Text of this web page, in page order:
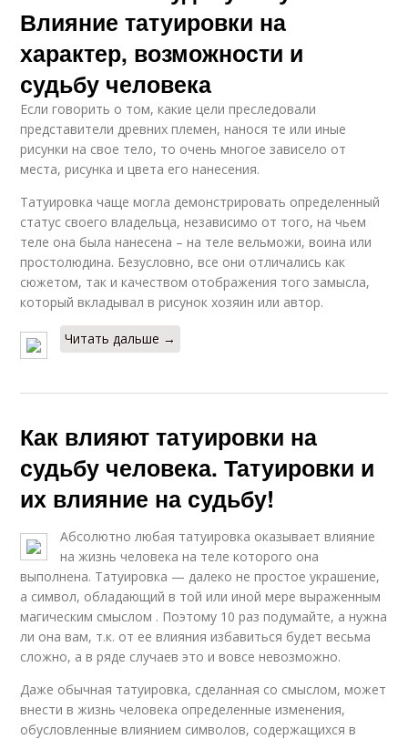
Влияние татуировки на
характер, возможности и
судьбу человека
Если говорить о том, какие цели преследовали
представители древних племен, нанося те или иные
рисунки на свое тело, то очень многое зависело от
места, рисунка и цвета его нанесения.
Татуировка чаще могла демонстрировать определенный
статус своего владельца, независимо от того, на чьем
теле она была нанесена – на теле вельможи, воина или
простолюдина. Безусловно, все они отличались как
сюжетом, так и качеством отображения того замысла,
который вкладывал в рисунок хозяин или автор.
Читать дальше →
Как влияют татуировки на
судьбу человека. Татуировки и
их влияние на судьбу!
Абсолютно любая татуировка оказывает влияние
на жизнь человека на теле которого она
выполнена. Татуировка — далеко не простое украшение,
а символ, обладающий в той или иной мере выраженным
магическим смыслом . Поэтому 10 раз подумайте, а нужна
ли она вам, т.к. от ее влияния избавиться будет весьма
сложно, а в ряде случаев это и вовсе невозможно.
Даже обычная татуировка, сделанная со смыслом, может
внести в жизнь человека определенные изменения,
обусловленные влиянием символов, содержащихся в